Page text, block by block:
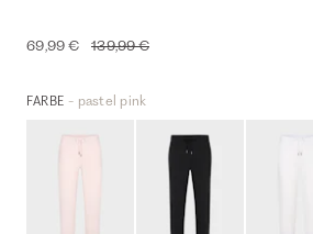
69,99 € 139,99 €
FARBE - pastel pink